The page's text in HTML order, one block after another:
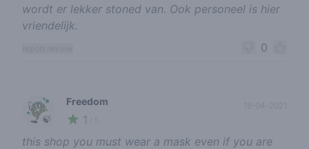
wordt er lekker stoned van. Ook personeel is hier
vriendelijk.
0
🍃
Freedom
1
this shop you must wear a mask even if you are